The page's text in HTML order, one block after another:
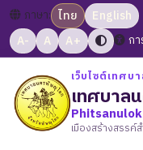
ภาษา: ไทย
English
A-
A A+ กา
เว็บไซต์เทศบ
เทศบาล
เมืองสร้างสรรค์